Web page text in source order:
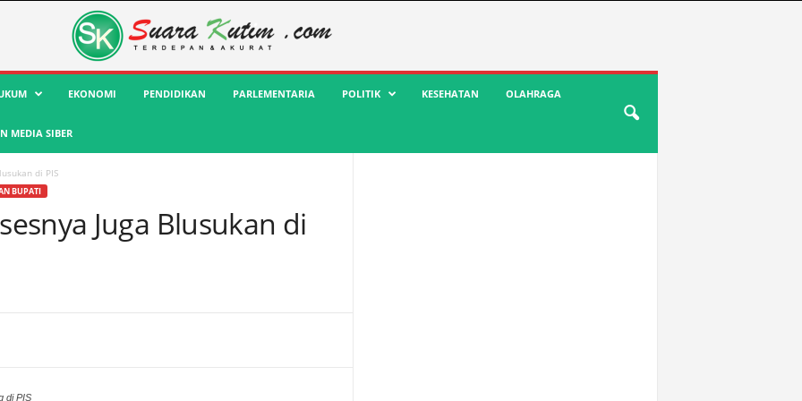
EKONOMI PENDIDIKAN PARLEMENTARIA POLITIK KESEHATAN OLAHRAGA
MEDIA SIBER
di PIS
BUPATI
Juga Blusukan di
di PIS